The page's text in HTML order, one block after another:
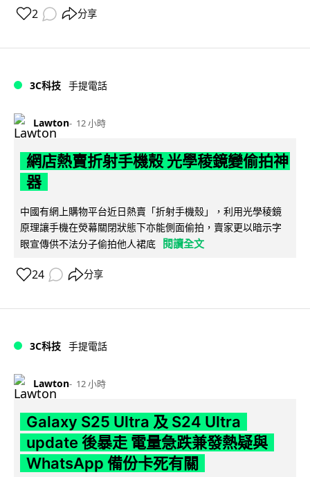
2 分享
3C科技 手提電話
Lawton 12 小時
網店熱賣折射手機殼 光學稜鏡變偷拍神
器
中國有網上購物平台近日熱賣「折射手機殼」，利用光學稜鏡
原理讓手機在熒幕關閉狀態下亦能側面偷拍，賣家更以暗示字
眼宣傳供不法分子偷拍他人裙底 閱讀全文
24 分享
3C科技 手提電話
Lawton 12 小時
Galaxy S25 Ultra 及 S24 Ultra
update 後暴走 電量急跌兼發熱疑與
WhatsApp 備份卡死有關